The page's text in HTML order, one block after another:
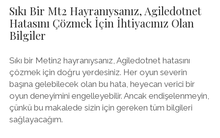
Sıkı Bir Mt2 Hayranıysanız, Agiledotnet
Hatasını Çözmek İçin İhtiyacınız Olan
Bilgiler
Sıkı bir Metin2 hayranıysanız, Agiledotnet hatasını
çözmek için doğru yerdesiniz. Her oyun severin
başına gelebilecek olan bu hata, heyecan verici bir
oyun deneyimini engelleyebilir. Ancak endişelenmeyin,
çünkü bu makalede sizin için gereken tüm bilgileri
sağlayacağım.